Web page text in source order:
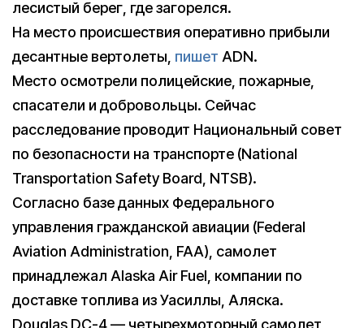
лесистый берег, где загорелся.
На место происшествия оперативно прибыли
десантные вертолеты, пишет ADN.
Место осмотрели полицейские, пожарные,
спасатели и добровольцы. Сейчас
расследование проводит Национальный совет
по безопасности на транспорте (National
Transportation Safety Board, NTSB).
Согласно базе данных Федерального
управления гражданской авиации (Federal
Aviation Administration, FAA), самолет
принадлежал Alaska Air Fuel, компании по
доставке топлива из Уасиллы, Аляска.